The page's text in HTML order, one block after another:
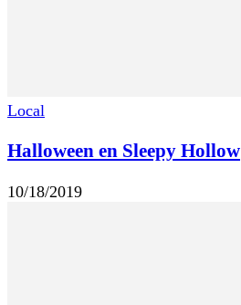
Local
Halloween en Sleepy Hollow
10/18/2019